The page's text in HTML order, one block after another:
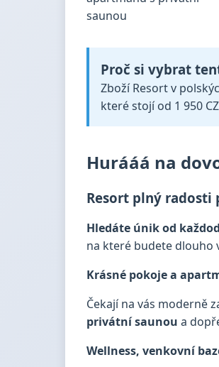
Proč si vybrat
Zboží Resort v
které stojí od 1 950
Hurááá na
Resort plný radosti
Hledáte únik od
na které budete dlouho
Krásné pokoje a
Čekají na vás moderně
privátní saunou a
Wellness, venkovní